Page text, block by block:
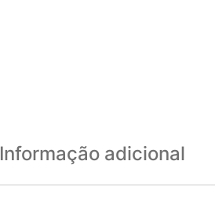
Informação adicional